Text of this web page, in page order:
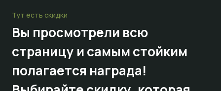
Тут есть скидки
Вы просмотрели всю
страницу и самым стойким
полагается награда!